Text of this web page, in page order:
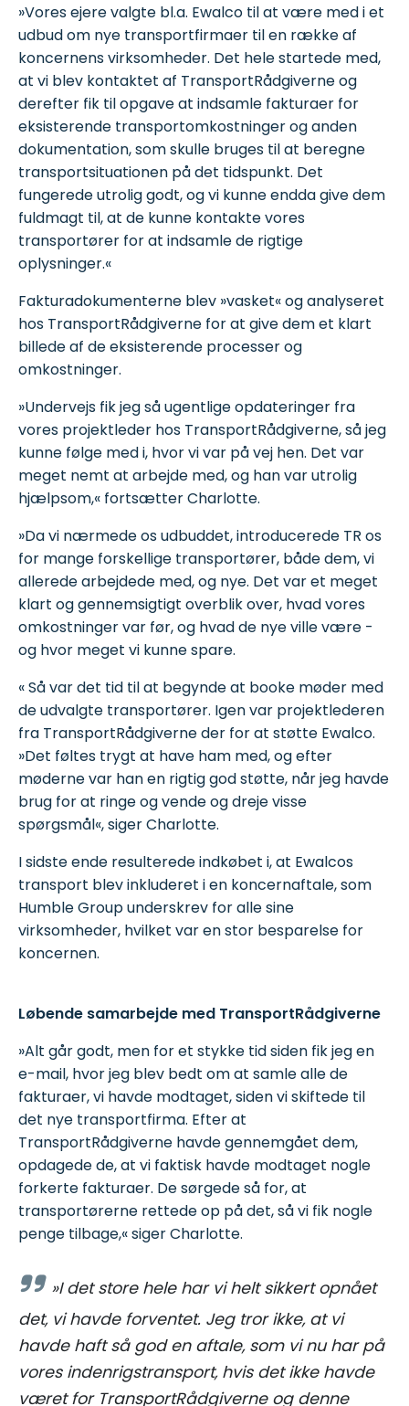
»Vores ejere valgte bl.a. Ewalco til at være med i et
udbud om nye transportfirmaer til en række af
koncernens virksomheder. Det hele startede med,
at vi blev kontaktet af TransportRådgiverne og
derefter fik til opgave at indsamle fakturaer for
eksisterende transportomkostninger og anden
dokumentation, som skulle bruges til at beregne
transportsituationen på det tidspunkt. Det
fungerede utrolig godt, og vi kunne endda give dem
fuldmagt til, at de kunne kontakte vores
transportører for at indsamle de rigtige
oplysninger.«
Fakturadokumenterne blev »vasket« og analyseret
hos TransportRådgiverne for at give dem et klart
billede af de eksisterende processer og
omkostninger.
»Undervejs fik jeg så ugentlige opdateringer fra
vores projektleder hos TransportRådgiverne, så jeg
kunne følge med i, hvor vi var på vej hen. Det var
meget nemt at arbejde med, og han var utrolig
hjælpsom,« fortsætter Charlotte.
»Da vi nærmede os udbuddet, introducerede TR os
for mange forskellige transportører, både dem, vi
allerede arbejdede med, og nye. Det var et meget
klart og gennemsigtigt overblik over, hvad vores
omkostninger var før, og hvad de nye ville være -
og hvor meget vi kunne spare.
« Så var det tid til at begynde at booke møder med
de udvalgte transportører. Igen var projektlederen
fra TransportRådgiverne der for at støtte Ewalco.
»Det føltes trygt at have ham med, og efter
møderne var han en rigtig god støtte, når jeg havde
brug for at ringe og vende og dreje visse
spørgsmål«, siger Charlotte.
I sidste ende resulterede indkøbet i, at Ewalcos
transport blev inkluderet i en koncernaftale, som
Humble Group underskrev for alle sine
virksomheder, hvilket var en stor besparelse for
koncernen.
Løbende samarbejde med TransportRådgiverne
»Alt går godt, men for et stykke tid siden fik jeg en
e-mail, hvor jeg blev bedt om at samle alle de
fakturaer, vi havde modtaget, siden vi skiftede til
det nye transportfirma. Efter at
TransportRådgiverne havde gennemgået dem,
opdagede de, at vi faktisk havde modtaget nogle
forkerte fakturaer. De sørgede så for, at
transportørerne rettede op på det, så vi fik nogle
penge tilbage,« siger Charlotte.
»I det store hele har vi helt sikkert opnået
det, vi havde forventet. Jeg tror ikke, at vi
havde haft så god en aftale, som vi nu har på
vores indenrigstransport, hvis det ikke havde
været for TransportRådgiverne og denne